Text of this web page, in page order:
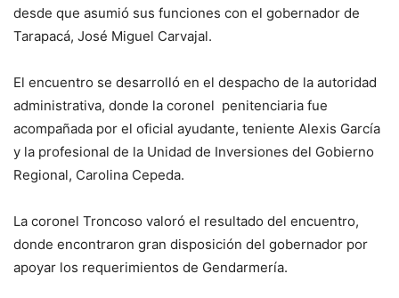
desde que asumió sus funciones con el gobernador de
Tarapacá, José Miguel Carvajal.
El encuentro se desarrolló en el despacho de la autoridad
administrativa, donde la coronel penitenciaria fue
acompañada por el oficial ayudante, teniente Alexis García
y la profesional de la Unidad de Inversiones del Gobierno
Regional, Carolina Cepeda.
La coronel Troncoso valoró el resultado del encuentro,
donde encontraron gran disposición del gobernador por
apoyar los requerimientos de Gendarmería.